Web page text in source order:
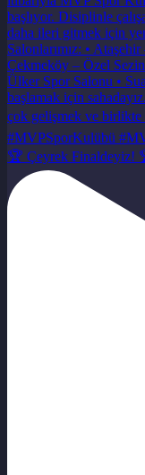
🏆 Çeyrek Finaldeyiz!